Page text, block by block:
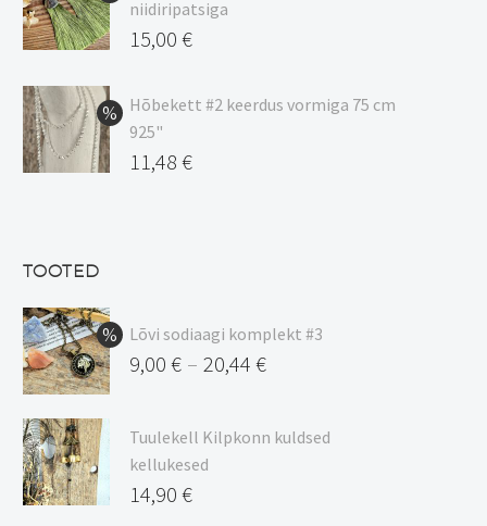
kuni
20,44 €
niidiripatsiga
Algne
oli:
17,00 €.
15,00 €
hind
on:
15,00 €.
Hõbekett #2 keerdus vormiga 75 cm
925"
Algne
11,48 €
TOOTED
Lõvi sodiaagi komplekt #3
9,00 € – 20,44 €
9,00 €
kuni
20,44 €
Tuulekell Kilpkonn kuldsed
kellukesed
14,90 €